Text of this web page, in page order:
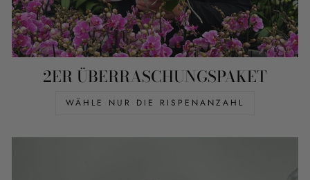
2ER ÜBERRASCHUNGSPAKET
WÄHLE NUR DIE RISPENANZAHL